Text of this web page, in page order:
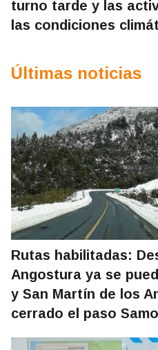
turno tarde y las
las condiciones
Últimas noticias
Rutas habilitadas:
Angostura ya se
y San Martín de los
cerrado el paso